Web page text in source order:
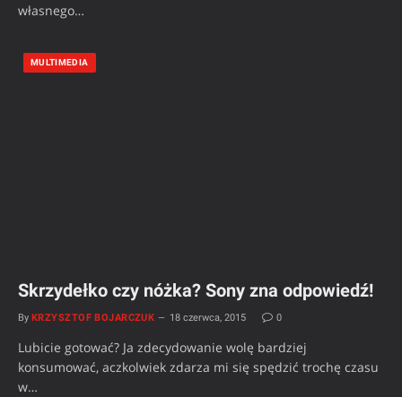
własnego…
MULTIMEDIA
Skrzydełko czy nóżka? Sony zna odpowiedź!
By KRZYSZTOF BOJARCZUK 18 czerwca, 2015 0
Lubicie gotować? Ja zdecydowanie wolę bardziej
konsumować, aczkolwiek zdarza mi się spędzić trochę czasu
w…